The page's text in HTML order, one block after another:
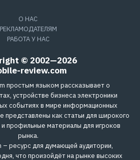
О НАС
РЕКЛАМОДАТЕЛЯМ
РАБОТА У НАС
© 2002—2026
review.com
простым языком рассказывает о
устройстве бизнеса электроники
событиях в мире информационных
представлены как статьи для широкого
и профильные материалы для игроков
рынка.
– ресурс для думающей аудитории,
что произойдёт на рынке высоких